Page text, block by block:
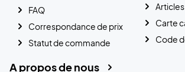
FAQ
Correspondance de prix
Statut de commande
Carte
Code
A propos de nous